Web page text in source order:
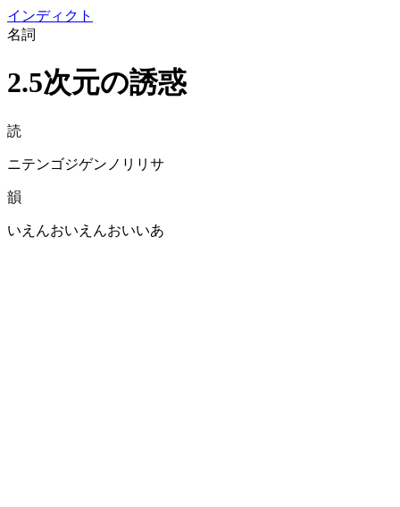
インディクト
名詞
2.5次元の誘惑
読
ニテンゴジゲンノリリサ
韻
いえんおいえんおいいあ